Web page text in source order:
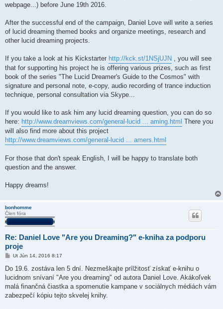
webpage...) before June 19th 2016.
After the successful end of the campaign, Daniel Love will write a series
of lucid dreaming themed books and organize meetings, research and
other lucid dreaming projects.
If you take a look at his Kickstarter http://kck.st/1NSjUJN , you will see
that for supporting his project he is offering various prizes, such as first
book of the series "The Lucid Dreamer's Guide to the Cosmos" with
signature and personal note, e-copy, audio recording of trance induction
technique, personal consultation via Skype...
If you would like to ask him any lucid dreaming question, you can do so
here: http://www.dreamviews.com/general-lucid ... aming.html There you
will also find more about this project
http://www.dreamviews.com/general-lucid ... amers.html
For those that don't speak English, I will be happy to translate both
question and the answer.
Happy dreams!
bonhomme
Člen fóra
Re: Daniel Love "Are you Dreaming?" e-kniha za podporu
proje
P
í
p
e
o
Ut Jún 14, 2016 8:17
Do 19.6. zostáva len 5 dní. Nezmeškajte prílžitosť získať e-knihu o
lucidnom snívaní "Are you dreaming" od autora Daniel Love. Akákoľvek
malá finančná čiastka a spomenutie kampane v sociálnych médiách vám
zabezpečí kópiu tejto skvelej knihy.